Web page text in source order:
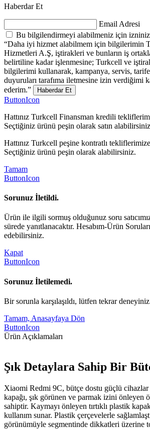
Haberdar Et
Email Adresi
Bu bilgilendirmeyi alabilmeniz için
“Daha iyi hizmet alabilmem için bilgilerimin
Hizmetleri A.Ş, iştirakleri ve bunların iş
belirtiline kadar işlenmesine; Turkcell ve
bilgilerimi kullanarak, kampanya, servis,
duyuruları tarafıma iletmesine izin verdiğimi
ederim.”
Haberdar Et
ButtonIcon
Hattınız Turkcell Finansman kredili
Seçtiğiniz ürünü peşin olarak satın
Hattınız Turkcell peşine kontratlı
Seçtiğiniz ürünü peşin olarak alabilirsiniz.
Tamam
ButtonIcon
Sorunuz İletildi.
Ürün ile ilgili sormuş olduğunuz soru
sürede yanıtlanacaktır. Hesabım-Ürün
edebilirsiniz.
Kapat
ButtonIcon
Sorunuz İletilemedi.
Bir sorunla karşılaşıldı, lütfen tekrar
Tamam, Anasayfaya Dön
ButtonIcon
Ürün Açıklamaları
Şık Detaylara Sahip Bir
Xiaomi Redmi 9C, bütçe dostu güçlü cihazlar
kapağı, şık görünen ve parmak izini önleyen
sahiptir. Kaymayı önleyen tırtıklı plastik
kullanım sunar. Plastik çerçevelerle
görünümüyle segmentinde dikkatleri üzerine